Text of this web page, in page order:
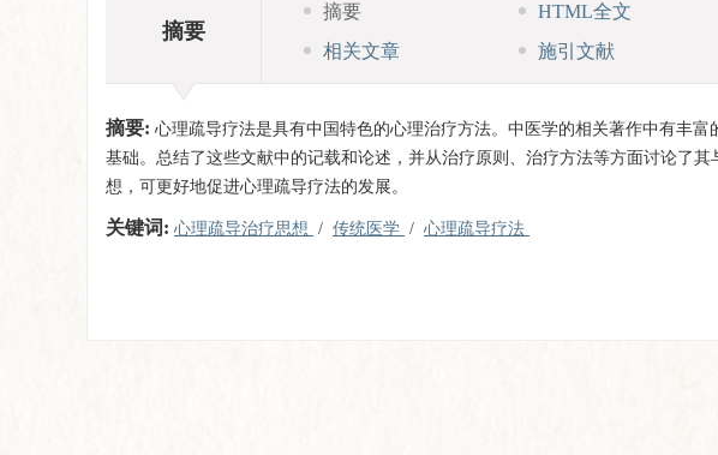
摘要
摘要 HTML全文
相关文章
施引文献
摘要: 心理疏导疗法是具有中国特色的心理治疗方法。中医学的相关著作中有丰
基础。总结了这些文献中的记载和论述，并从治疗原则、治疗方法等方面讨论了
想，可更好地促进心理疏导疗法的发展。
关键词: 心理疏导治疗思想 / 传统医学 / 心理疏导疗法